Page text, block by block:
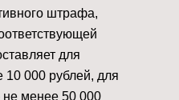
штрафа,
для
000 рублей, для
менее 50 000